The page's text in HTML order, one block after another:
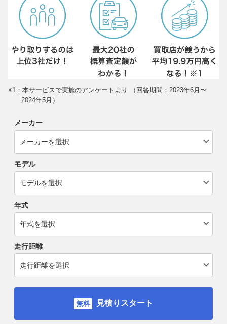
※1：本サービスで実施のアンケートより （回答期間：2023年6月〜
2024年5月）
メーカー
モデル
年式
走行距離
見積りスタート